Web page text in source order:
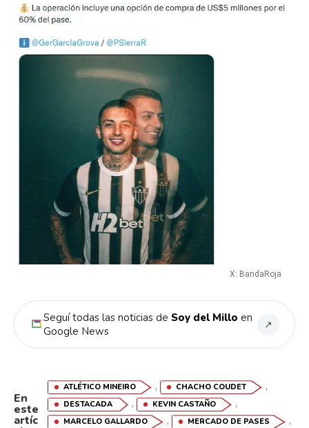
X: BandaRoja
Seguí todas las noticias de Soy del Millo en
Google News
↗
En
este
artíc
ATLÉTICO MINEIRO , CHACHO COUDET ,
DESTACADA , KEVIN CASTAÑO ,
MARCELO GALLARDO , MERCADO DE PASES ,